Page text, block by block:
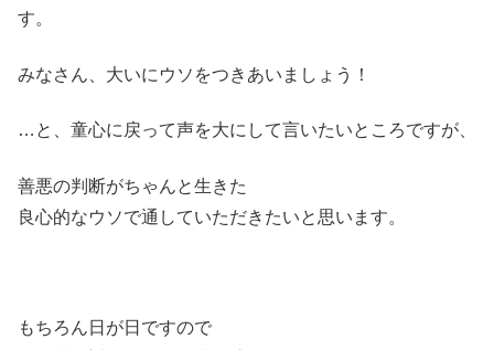
す。
みなさん、大いにウソをつきあいましょう！
…と、童心に戻って声を大にして言いたいところですが、
善悪の判断がちゃんと生きた
良心的なウソで通していただきたいと思います。
もちろん日が日ですので